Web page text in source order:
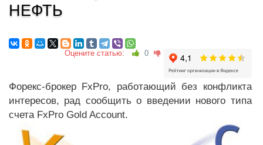
НЕФТЬ
Оцените статью: 0
Форекс-брокер FxPro, работающий без конфликта
интересов, рад сообщить о введении нового типа
счета FxPro Gold Account.